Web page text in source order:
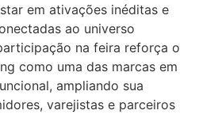
em ativações inéditas e
ao universo
na feira reforça o
como uma das marcas em
ampliando sua
varejistas e parceiros